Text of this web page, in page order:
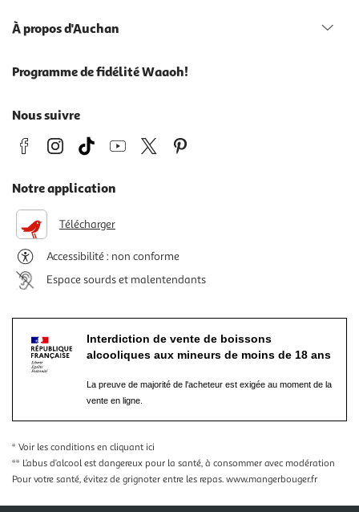
À propos d'Auchan
Programme de fidélité Waaoh!
Nous suivre
Notre application
Télécharger
Accessibilité : non conforme
Espace sourds et malentendants
Interdiction de vente de boissons
alcooliques aux mineurs de moins de 18 ans
La preuve de majorité de l'acheteur est exigée au moment de la
vente en ligne.
* Voir les conditions en cliquant ici
** L’abus d’alcool est dangereux pour la santé, à consommer avec modération
Pour votre santé, évitez de grignoter entre les repas. www.mangerbouger.fr